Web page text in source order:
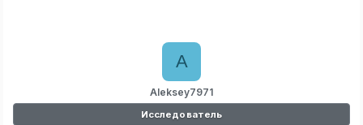
Aleksey7971
A
Исследователь